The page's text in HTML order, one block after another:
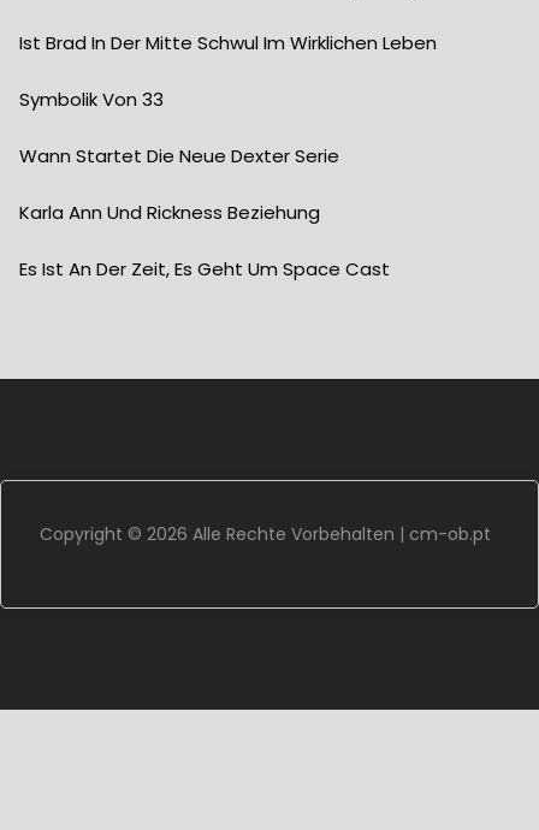
Ist Brad In Der Mitte Schwul Im Wirklichen Leben
Symbolik Von 33
Wann Startet Die Neue Dexter Serie
Karla Ann Und Rickness Beziehung
Es Ist An Der Zeit, Es Geht Um Space Cast
Copyright © 2026 Alle Rechte Vorbehalten | cm-ob.pt